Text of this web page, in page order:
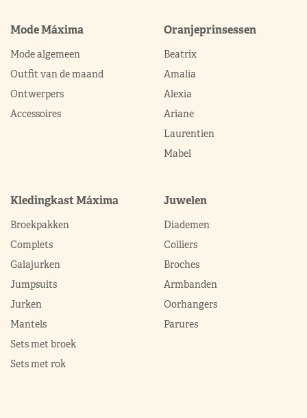
Mode Máxima
Mode algemeen
Outfit van de maand
Ontwerpers
Accessoires
Oranjeprinsessen
Beatrix
Amalia
Alexia
Ariane
Laurentien
Mabel
Kledingkast Máxima
Broekpakken
Complets
Galajurken
Jumpsuits
Jurken
Mantels
Sets met broek
Sets met rok
Juwelen
Diademen
Colliers
Broches
Armbanden
Oorhangers
Parures